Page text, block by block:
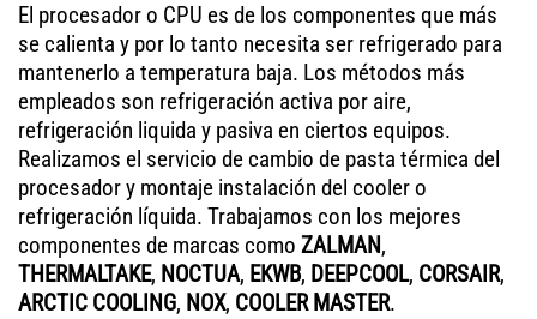
El procesador o CPU es de los componentes que más
se calienta y por lo tanto necesita ser refrigerado para
mantenerlo a temperatura baja. Los métodos más
empleados son refrigeración activa por aire,
refrigeración liquida y pasiva en ciertos equipos.
Realizamos el servicio de cambio de pasta térmica del
procesador y montaje instalación del cooler o
refrigeración líquida. Trabajamos con los mejores
componentes de marcas como ZALMAN,
THERMALTAKE, NOCTUA, EKWB, DEEPCOOL, CORSAIR,
ARCTIC COOLING, NOX, COOLER MASTER.